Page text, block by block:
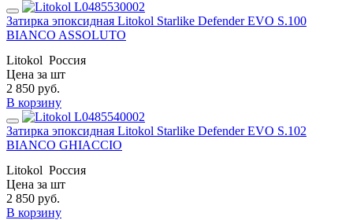
Затирка эпоксидная Litokol Starlike Defender EVO S.100
BIANCO ASSOLUTO
Litokol Россия
Цена за шт
2 850 руб.
В корзину
Затирка эпоксидная Litokol Starlike Defender EVO S.102
BIANCO GHIACCIO
Litokol Россия
Цена за шт
2 850 руб.
В корзину